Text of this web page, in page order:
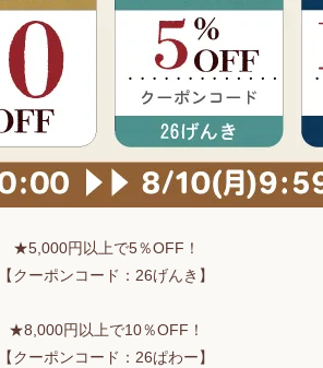
★5,000円以上で5％OFF！
【クーポンコード：26げんき】
★8,000円以上で10％OFF！
【クーポンコード：26ぱわー】